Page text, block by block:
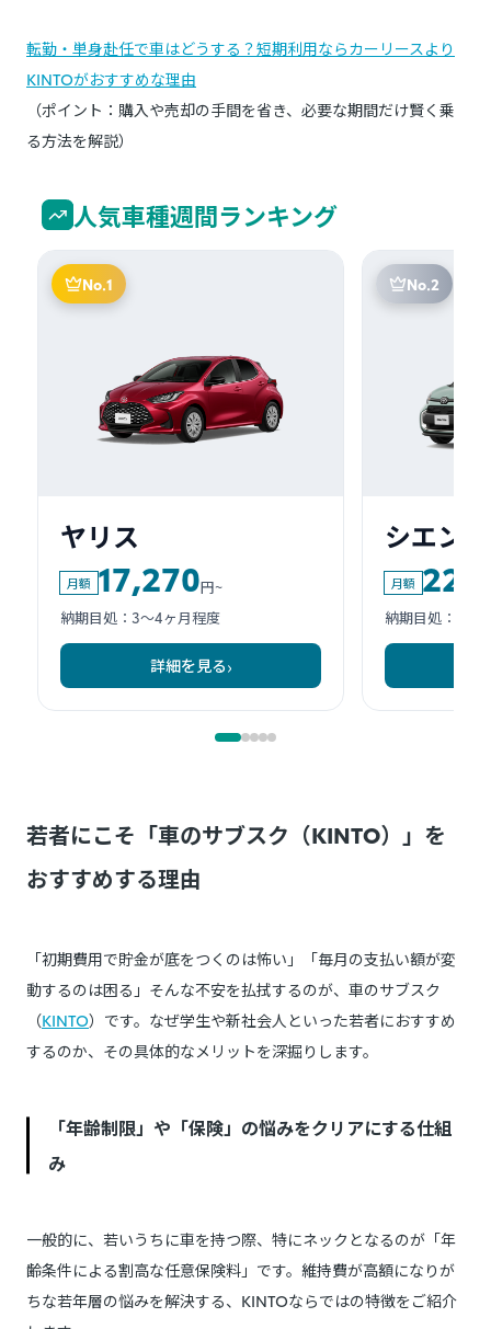
転勤・単身赴任で車はどうする？短期利用ならカーリースより
KINTOがおすすめな理由
（ポイント：購入や売却の手間を省き、必要な期間だけ賢く乗
る方法を解説）
若者にこそ「車のサブスク（KINTO）」を
おすすめする理由
「初期費用で貯金が底をつくのは怖い」「毎月の支払い額が変
動するのは困る」そんな不安を払拭するのが、車のサブスク
（KINTO）です。なぜ学生や新社会人といった若者におすすめ
するのか、その具体的なメリットを深掘りします。
「年齢制限」や「保険」の悩みをクリアにする仕組
み
一般的に、若いうちに車を持つ際、特にネックとなるのが「年
齢条件による割高な任意保険料」です。維持費が高額になりが
ちな若年層の悩みを解決する、KINTOならではの特徴をご紹介